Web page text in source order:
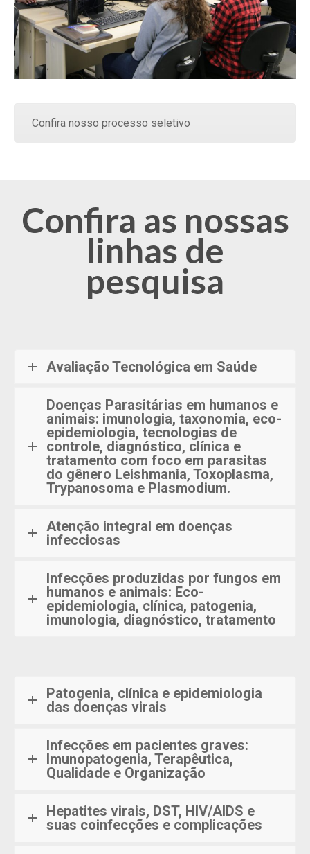
Confira nosso processo seletivo
Confira as nossas
linhas de
pesquisa
Avaliação Tecnológica em Saúde
Doenças Parasitárias em humanos e
animais: imunologia, taxonomia, eco-
epidemiologia, tecnologias de
controle, diagnóstico, clínica e
tratamento com foco em parasitas
do gênero Leishmania, Toxoplasma,
Trypanosoma e Plasmodium.
Atenção integral em doenças
infecciosas
Infecções produzidas por fungos em
humanos e animais: Eco-
epidemiologia, clínica, patogenia,
imunologia, diagnóstico, tratamento
Patogenia, clínica e epidemiologia
das doenças virais
Infecções em pacientes graves:
Imunopatogenia, Terapêutica,
Qualidade e Organização
Hepatites virais, DST, HIV/AIDS e
suas coinfecções e complicações